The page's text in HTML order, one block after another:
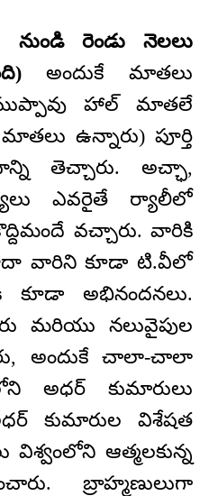
రెండు నెలలు
అందుకే మాతలు
హాల్ మాతలే
ఉన్నారు) పూర్తి
తెచ్చారు. అచ్ఛా,
ఎవరైతే ర్యాలీలో
వచ్చారు. వారికి
వారిని కూడా టి.వీలో
కూడా అభినందనలు.
మరియు నలువైపుల
అందుకే చాలా-చాలా
అధర్ కుమారులు
కుమారుల విశేషత
ఆత్మలకున్న
బ్రాహ్మణులుగా